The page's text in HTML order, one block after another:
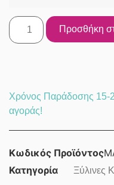
Προσθήκη
Χρόνος Παράδοσης 15-
αγοράς!
Κωδικός Προϊόντος
Κατηγορία
Ξύλινες